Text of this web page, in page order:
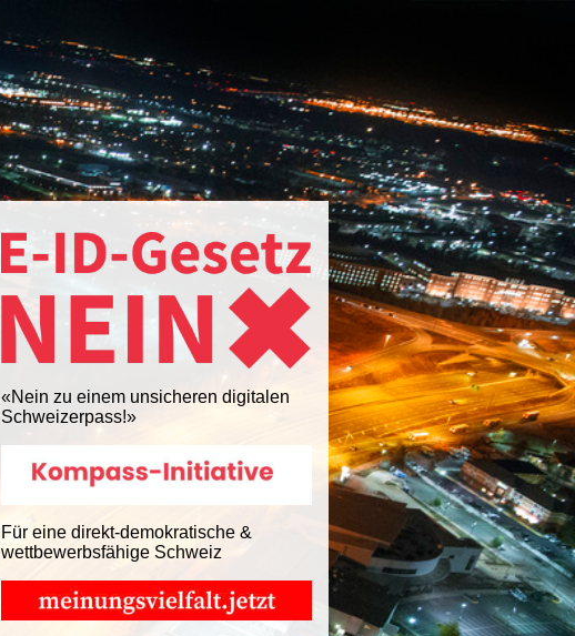
«Nein zu einem unsicheren digitalen
Schweizerpass!»
Für eine direkt-demokratische &
wettbewerbsfähige Schweiz